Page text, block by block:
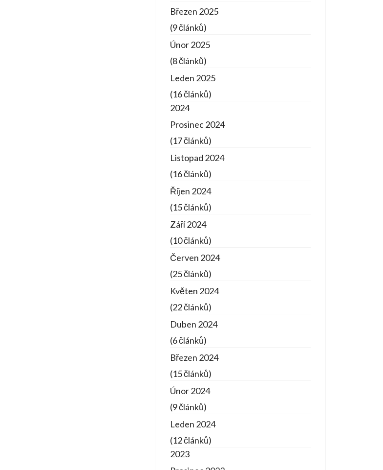
Březen 2025
(9 článků)
Únor 2025
(8 článků)
Leden 2025
(16 článků)
2024
Prosinec 2024
(17 článků)
Listopad 2024
(16 článků)
Říjen 2024
(15 článků)
Září 2024
(10 článků)
Červen 2024
(25 článků)
Květen 2024
(22 článků)
Duben 2024
(6 článků)
Březen 2024
(15 článků)
Únor 2024
(9 článků)
Leden 2024
(12 článků)
2023